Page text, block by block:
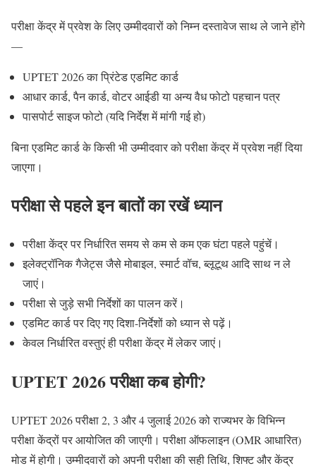
परीक्षा केंद्र में प्रवेश के लिए उम्मीदवारों को निम्न दस्तावेज साथ ले जाने होंगे
—
UPTET 2026 का प्रिंटेड एडमिट कार्ड
आधार कार्ड, पैन कार्ड, वोटर आईडी या अन्य वैध फोटो पहचान पत्र
पासपोर्ट साइज फोटो (यदि निर्देश में मांगी गई हो)
बिना एडमिट कार्ड के किसी भी उम्मीदवार को परीक्षा केंद्र में प्रवेश नहीं दिया
जाएगा।
परीक्षा से पहले इन बातों का रखें ध्यान
परीक्षा केंद्र पर निर्धारित समय से कम से कम एक घंटा पहले पहुंचें।
इलेक्ट्रॉनिक गैजेट्स जैसे मोबाइल, स्मार्ट वॉच, ब्लूटूथ आदि साथ न ले
जाएं।
परीक्षा से जुड़े सभी निर्देशों का पालन करें।
एडमिट कार्ड पर दिए गए दिशा-निर्देशों को ध्यान से पढ़ें।
केवल निर्धारित वस्तुएं ही परीक्षा केंद्र में लेकर जाएं।
UPTET 2026 परीक्षा कब होगी?
UPTET 2026 परीक्षा 2, 3 और 4 जुलाई 2026 को राज्यभर के विभिन्न
परीक्षा केंद्रों पर आयोजित की जाएगी। परीक्षा ऑफलाइन (OMR आधारित)
मोड में होगी। उम्मीदवारों को अपनी परीक्षा की सही तिथि, शिफ्ट और केंद्र